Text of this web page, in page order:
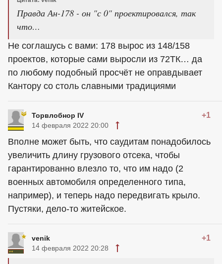
Правда Ан-178 - он "с 0" проектировался, так
что…
Не соглашусь с вами: 178 вырос из 148/158
проектов, которые сами выросли из 72ТК… да
по любому подобный просчёт не оправдывает
Кантору со столь славными традициями
Торвлобнор IV +1
14 февраля 2022 20:00
Вполне может быть, что саудитам понадобилось
увеличить длину грузового отсека, чтобы
гарантированно влезло то, что им надо (2
военных автомобиля определенного типа,
например), и теперь надо передвигать крыло.
Пустяки, дело-то житейское.
venik +1
14 февраля 2022 20:28